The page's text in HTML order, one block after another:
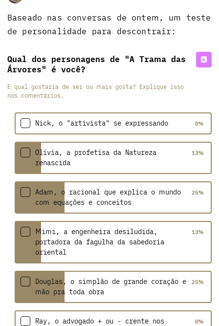
Baseado nas conversas de ontem, um teste
de personalidade para descontrair:
Qual dos personagens de "A Trama das
Árvores" é você?
E qual gostaria de ser ou mais gosta? Explique isso
nos comentários.
Nick, o "artivista" se expressando 0%
Olivia, a profetisa da Natureza
renascida
13%
Adam, o racional que explica o mundo
com equações e conceitos
25%
Mimi, a engenheira desiludida,
portadora da fagulha da sabedoria
oriental
13%
Douglas, o simplão de grande coração e
mão pra toda obra
25%
Ray, o advogado + ou - crente nos
0%